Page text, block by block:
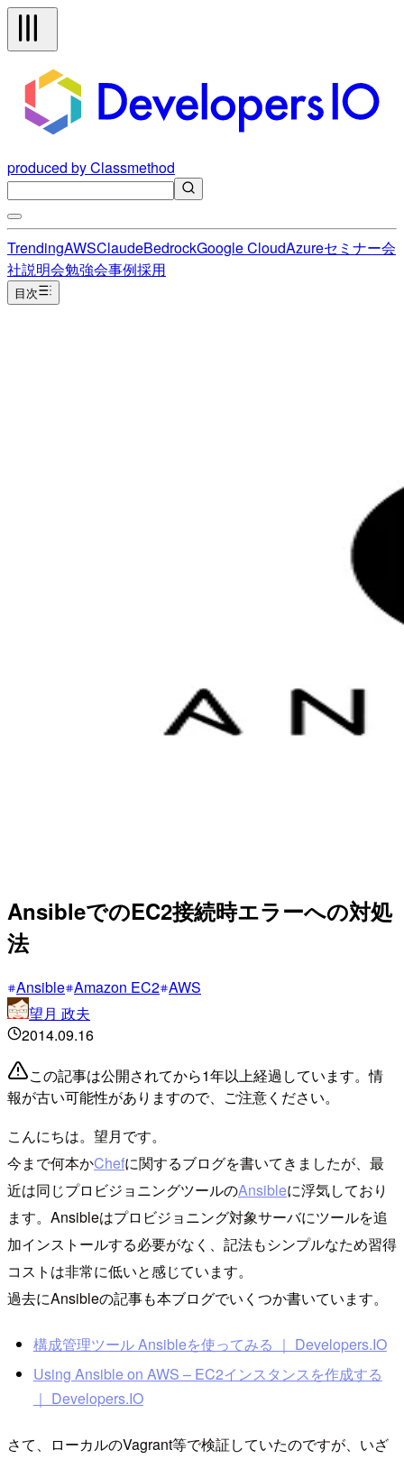
produced by Classmethod
TrendingAWSClaudeBedrockGoogle CloudAzureセミナー会
社説明会勉強会事例採用
目次
AnsibleでのEC2接続時エラーへの対処
法
Ansible Amazon EC2 AWS
望月 政夫
2014.09.16
この記事は公開されてから1年以上経過しています。情
報が古い可能性がありますので、ご注意ください。
こんにちは。望月です。
今まで何本かChefに関するブログを書いてきましたが、最
近は同じプロビジョニングツールのAnsibleに浮気しており
ます。Ansibleはプロビジョニング対象サーバにツールを追
加インストールする必要がなく、記法もシンプルなため習得
コストは非常に低いと感じています。
過去にAnsibleの記事も本ブログでいくつか書いています。
構成管理ツール Ansibleを使ってみる ｜ Developers.IO
Using Ansible on AWS – EC2インスタンスを作成する
｜ Developers.IO
さて、ローカルのVagrant等で検証していたのですが、いざ